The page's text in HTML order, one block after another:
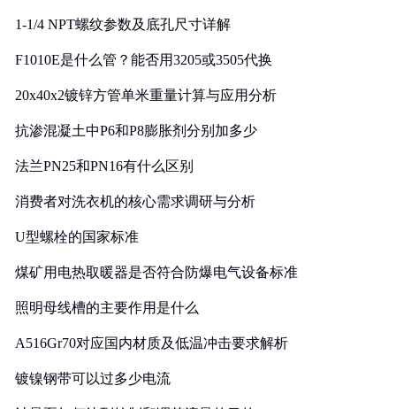
1-1/4 NPT螺纹参数及底孔尺寸详解
F1010E是什么管？能否用3205或3505代换
20x40x2镀锌方管单米重量计算与应用分析
抗渗混凝土中P6和P8膨胀剂分别加多少
法兰PN25和PN16有什么区别
消费者对洗衣机的核心需求调研与分析
U型螺栓的国家标准
煤矿用电热取暖器是否符合防爆电气设备标准
照明母线槽的主要作用是什么
A516Gr70对应国内材质及低温冲击要求解析
镀镍钢带可以过多少电流